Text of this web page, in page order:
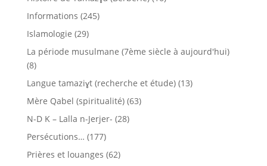
Informations (245)
Islamologie (29)
La période musulmane (7ème siècle à aujourd'hui)
(8)
Langue tamaziɣt (recherche et étude)(13)
Mère Qabel (spiritualité)(63)
N-D K – Lalla n-Jerjer- (28)
Persécutions… (177)
Prières et louanges (62)